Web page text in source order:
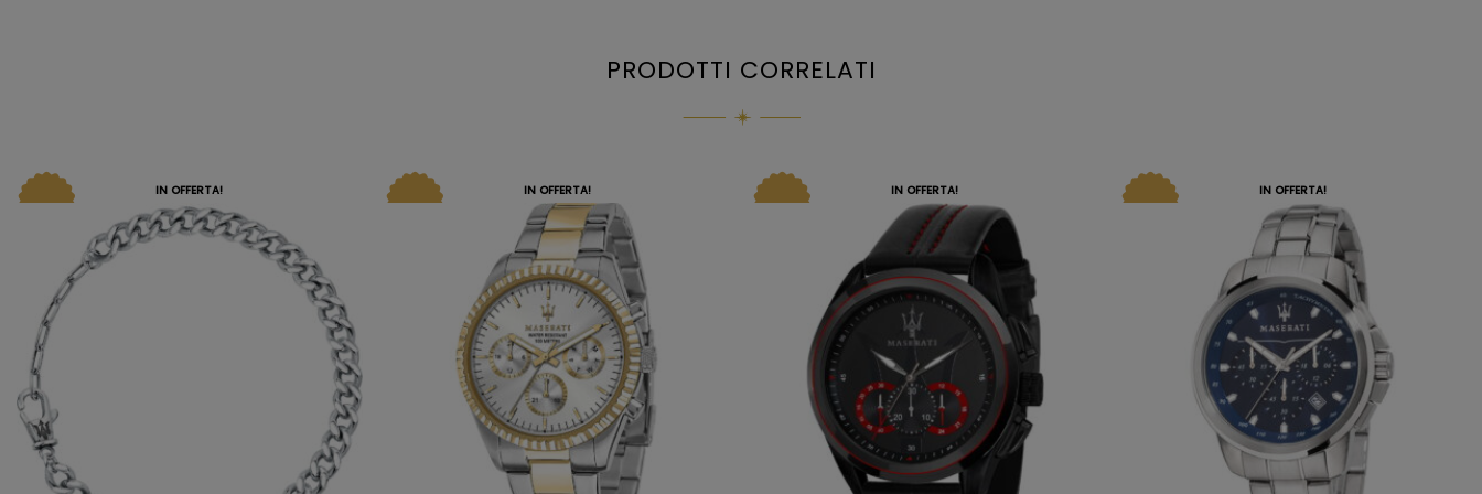
PRODOTTI CORRELATI
IN OFFERTA! IN OFFERTA! IN OFFERTA! IN OFFERTA!